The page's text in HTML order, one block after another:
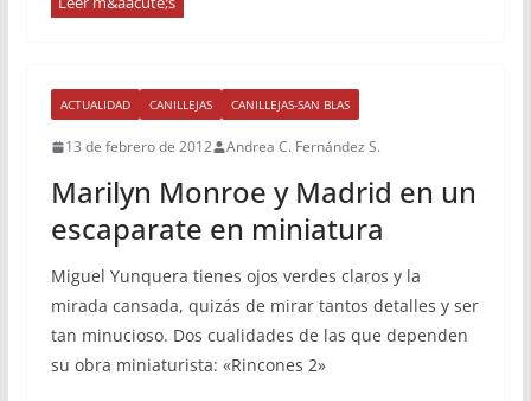
ACTUALIDAD CANILLEJAS CANILLEJAS-SAN BLAS
13 de febrero de 2012 Andrea C. Fernández S.
Marilyn Monroe y Madrid en un
escaparate en miniatura
Miguel Yunquera tienes ojos verdes claros y la
mirada cansada, quizás de mirar tantos detalles y ser
tan minucioso. Dos cualidades de las que dependen
su obra miniaturista: «Rincones 2»